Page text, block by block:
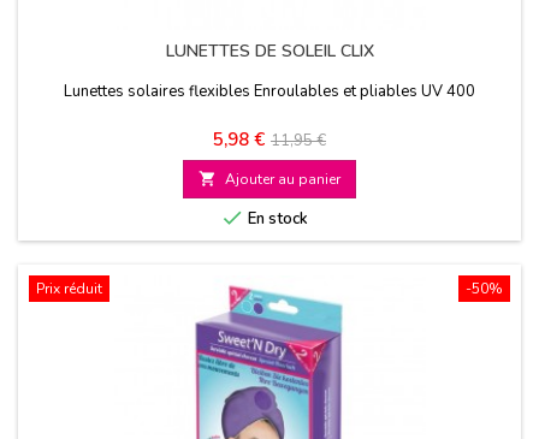
LUNETTES DE SOLEIL CLIX
Lunettes solaires flexibles Enroulables et pliables UV 400
Prix
5,98 € Prix
de
base
11,95 €
 Ajouter au panier
 En stock
-50%
Prix réduit